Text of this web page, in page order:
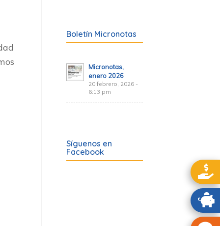
Boletín Micronotas
Micronotas,
enero 2026
20 febrero, 2026 -
6:13 pm
Síguenos en
Facebook